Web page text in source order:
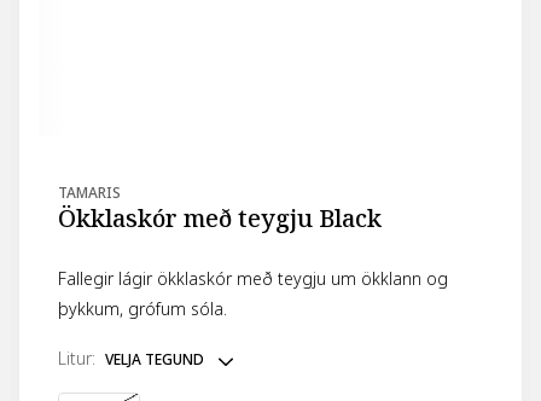
TAMARIS
Ökklaskór með teygju Black
Fallegir lágir ökklaskór með teygju um ökklann og
þykkum, grófum sóla.
litur: VELJA TEGUND